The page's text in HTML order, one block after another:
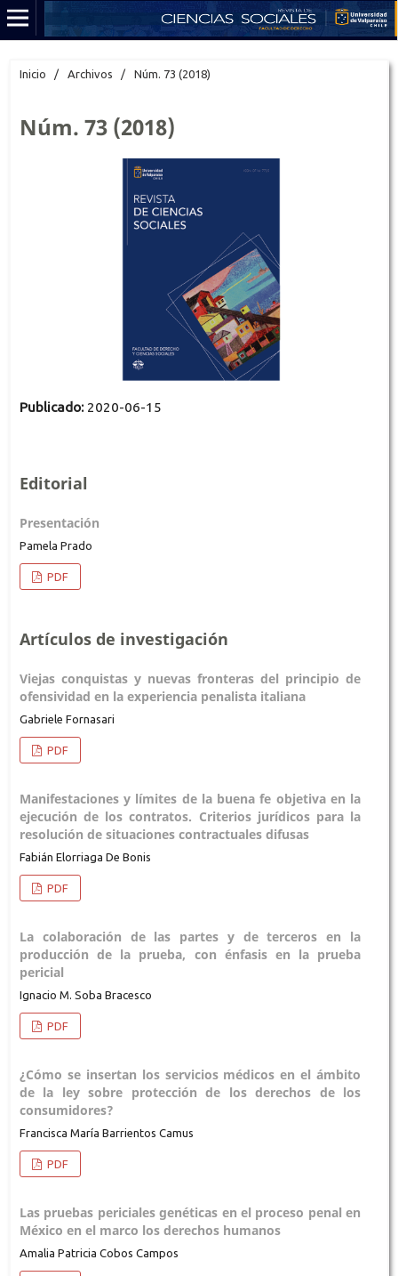
Inicio / Archivos / Núm. 73 (2018)
Núm. 73 (2018)
Publicado: 2020-06-15
Editorial
Presentación
Pamela Prado
PDF
Artículos de investigación
Viejas conquistas y nuevas fronteras del principio de
ofensividad en la experiencia penalista italiana
Gabriele Fornasari
PDF
Manifestaciones y límites de la buena fe objetiva en la
ejecución de los contratos. Criterios jurídicos para la
resolución de situaciones contractuales difusas
Fabián Elorriaga De Bonis
PDF
La colaboración de las partes y de terceros en la
producción de la prueba, con énfasis en la prueba
pericial
Ignacio M. Soba Bracesco
PDF
¿Cómo se insertan los servicios médicos en el ámbito
de la ley sobre protección de los derechos de los
consumidores?
Francisca María Barrientos Camus
PDF
Las pruebas periciales genéticas en el proceso penal en
México en el marco los derechos humanos
Amalia Patricia Cobos Campos